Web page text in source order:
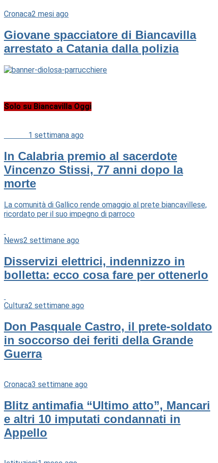
Cronaca2 mesi ago
Giovane spacciatore di Biancavilla
arrestato a Catania dalla polizia
Solo su Biancavilla Oggi
1 settimana ago
In Calabria premio al sacerdote
Vincenzo Stissi, 77 anni dopo la
morte
La comunità di Gallico rende omaggio al prete biancavillese,
ricordato per il suo impegno di parroco
News2 settimane ago
Disservizi elettrici, indennizzo in
bolletta: ecco cosa fare per ottenerlo
Cultura2 settimane ago
Don Pasquale Castro, il prete-soldato
in soccorso dei feriti della Grande
Guerra
Cronaca3 settimane ago
Blitz antimafia “Ultimo atto”, Mancari
e altri 10 imputati condannati in
Appello